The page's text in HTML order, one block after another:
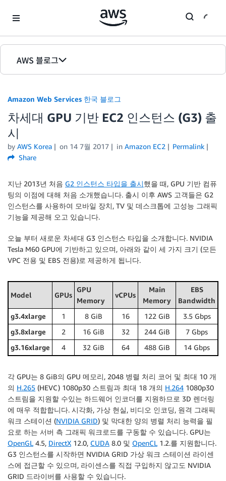
AWS 블로그
홈
에디션
Amazon Web Services 한국 블로그
차세대 GPU 기반 EC2 인스턴스 (G3) 출
시
by AWS Korea on 14 7월 2017 in Amazon EC2
Permalink
Share
지난 2013년 처음 G2 인스턴스 타입을 출시했을 때, GPU 기반 컴퓨
팅의 이점에 대해 처음 소개했습니다. 출시 이후 AWS 고객들은 G2
인스턴스를 사용하여 모바일 장치, TV 및 데스크톱에 고성능 그래픽
기능을 제공해 오고 있습니다.
오늘 부터 새로운 차세대 G3 인스턴스 타입을 소개합니다. NVIDIA
Tesla M60 GPU에 기반하고 있으며, 아래와 같이 세 가지 크기 (모든
VPC 전용 및 EBS 전용)로 제공하게 됩니다.
Model GPUs
GPU
Memory
vCPUs
Main
Memory
EBS
Bandwidth
g3.4xlarge
1 8 GiB 16 122 GiB
3.5 Gbps
g3.8xlarge
2 16 GiB 32 244 GiB
7 Gbps
g3.16xlarge
4 32 GiB 64 488 GiB 14 Gbps
각 GPU는 8 GiB의 GPU 메모리, 2048 병렬 처리 코어 및 최대 10 개
의 H.265 (HEVC) 1080p30 스트림과 최대 18 개의 H.264 1080p30
스트림을 지원할 수있는 하드웨어 인코더를 지원하므로 3D 렌더링
에 매우 적합합니다. 시각화, 가상 현실, 비디오 인코딩, 원격 그래픽
워크 스테이션 (NVIDIA GRID) 및 막대한 양의 병렬 처리 능력을 필
요로 하는 서버 측 그래픽 워크로드를 구동할 수 있습니다. GPU는
OpenGL 4.5, DirectX 12.0, CUDA 8.0 및 OpenCL 1.2.를 지원합니다.
G3 인스턴스를 시작하면 NVIDIA GRID 가상 워크 스테이션 라이센
스에 접근할 수 있으며, 라이센스를 직접 구입하지 않고도 NVIDIA
GRID 드라이버를 사용할 수 있습니다.